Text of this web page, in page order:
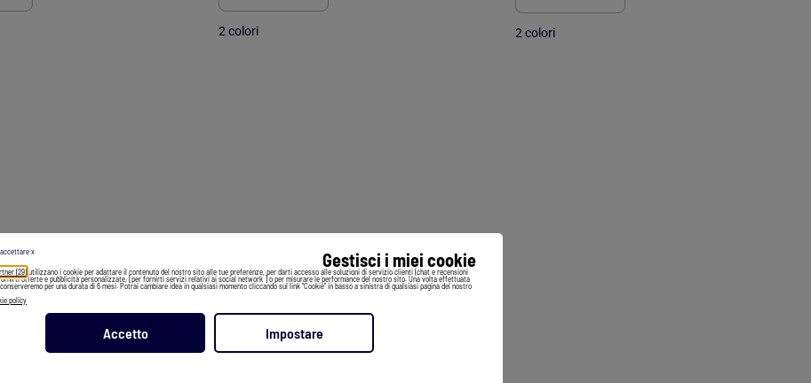
Gestisci i miei cookie
(29) utilizzano i cookie per adattare il contenuto del nostro sito alle tue preferenze, per darti accesso alle soluzioni di servizio clienti (chat e recensioni
offerte e pubblicità personalizzate, [per fornirti servizi relativi ai social network ] o per misurare le performance del nostro sito. Una volta effettuata
per una durata di 6 mesi. Potrai cambiare idea in qualsiasi momento cliccando sul link "Cookie" in basso a sinistra di qualsiasi pagina del nostro
policy
Accetto Impostare
x
2 colori 2 colori